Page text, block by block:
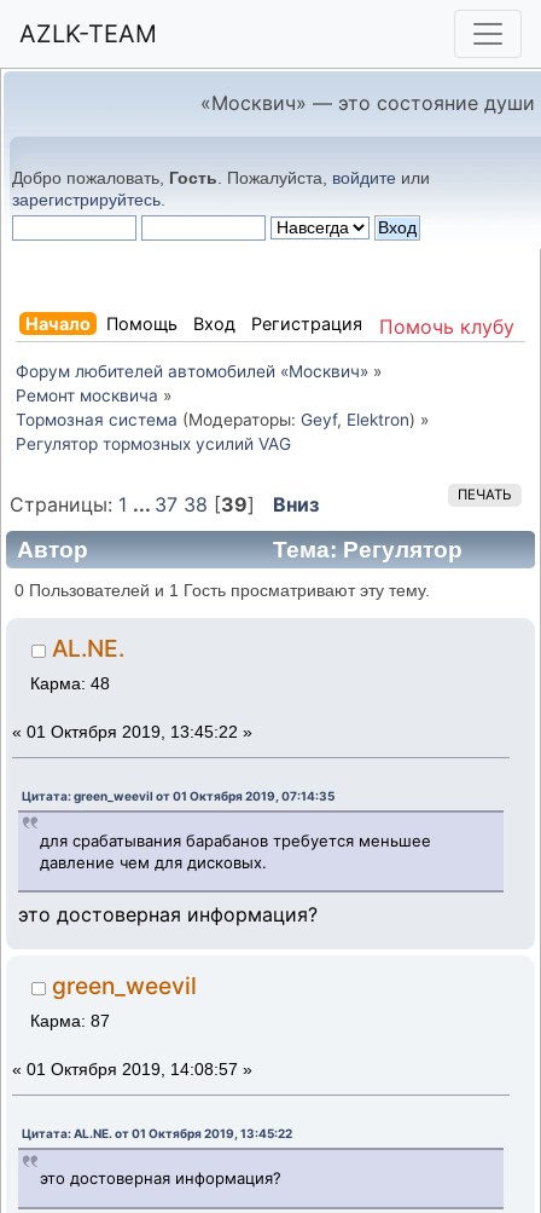
AZLK-TEAM
«Москвич» — это состояние души
Добро пожаловать, Гость . Пожалуйста, войдите или
зарегистрируйтесь
Помочь клубу
Начало Помощь Вход Регистрация
Форум любителей автомобилей «Москвич» »
Ремонт москвича »
Тормозная система (Модераторы: Geyf, Elektron) »
Регулятор тормозных усилий VAG
ПЕЧАТЬ
Страницы: 1 ... 37 38 [39] Вниз
Автор
Тема: Регулятор
тормозных усилий VAG (Прочитано 197536
раз)
0 Пользователей и 1 Гость просматривают эту тему.
AL.NE.
Карма: 48
« 01 Октября 2019, 13:45:22 »
Цитата: green_weevil от 01 Октября 2019, 07:14:35
для срабатывания барабанов требуется меньшее
давление чем для дисковых.
это достоверная информация?
green_weevil
Карма: 87
« 01 Октября 2019, 14:08:57 »
Цитата: AL.NE. от 01 Октября 2019, 13:45:22
это достоверная информация?